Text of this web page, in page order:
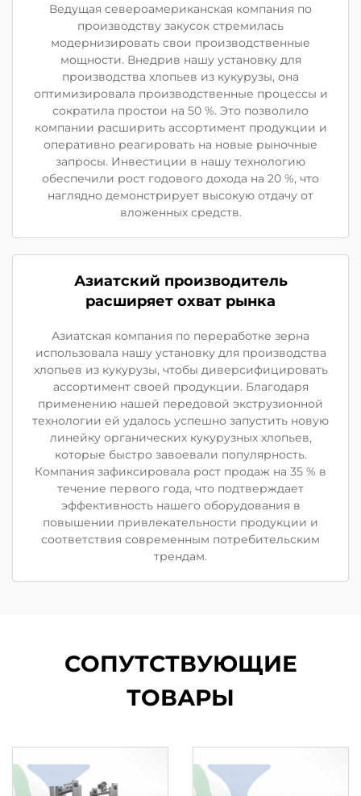
Ведущая североамериканская компания по
производству закусок стремилась
модернизировать свои производственные
мощности. Внедрив нашу установку для
производства хлопьев из кукурузы, она
оптимизировала производственные процессы и
сократила простои на 50 %. Это позволило
компании расширить ассортимент продукции и
оперативно реагировать на новые рыночные
запросы. Инвестиции в нашу технологию
обеспечили рост годового дохода на 20 %, что
наглядно демонстрирует высокую отдачу от
вложенных средств.
Азиатский производитель
расширяет охват рынка
Азиатская компания по переработке зерна
использовала нашу установку для производства
хлопьев из кукурузы, чтобы диверсифицировать
ассортимент своей продукции. Благодаря
применению нашей передовой экструзионной
технологии ей удалось успешно запустить новую
линейку органических кукурузных хлопьев,
которые быстро завоевали популярность.
Компания зафиксировала рост продаж на 35 % в
течение первого года, что подтверждает
эффективность нашего оборудования в
повышении привлекательности продукции и
соответствия современным потребительским
трендам.
СОПУТСТВУЮЩИЕ
ТОВАРЫ